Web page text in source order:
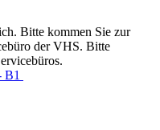
Bitte kommen Sie zur
der VHS. Bitte
B1